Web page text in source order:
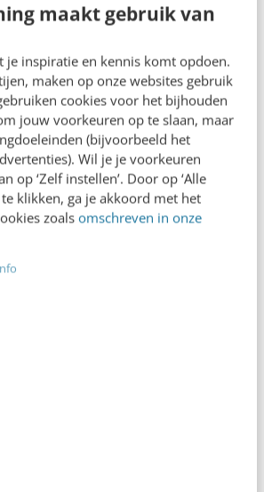
maakt gebruik van
je inspiratie en kennis komt opdoen.
maken op onze websites gebruik
cookies voor het bijhouden
jouw voorkeuren op te slaan, maar
(bijvoorbeeld het
Wil je je voorkeuren
op ‘Zelf instellen’. Door op ‘Alle
te klikken, ga je akkoord met het
zoals omschreven in onze
London: Jadu
in CMS
Menno Braakman en ik het
Networking Forum in London. De
van Suraj Kika, CEO van Jadu,…
jaar geleden